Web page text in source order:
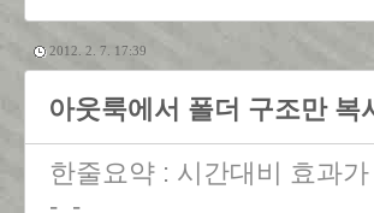
2012. 2. 7. 17:39
아웃룩에서 폴더 구조만 복
한줄요약 : 시간대비 효과
-_-